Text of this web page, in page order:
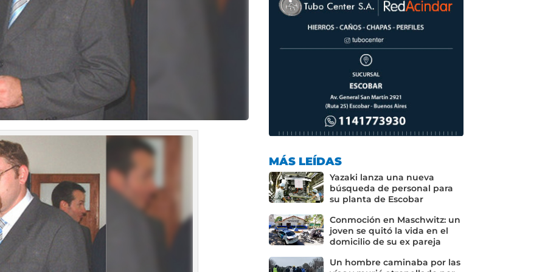
MÁS LEÍDAS
Yazaki lanza una nueva
búsqueda de personal para
su planta de Escobar
Conmoción en Maschwitz: un
joven se quitó la vida en el
domicilio de su ex pareja
Un hombre caminaba por las